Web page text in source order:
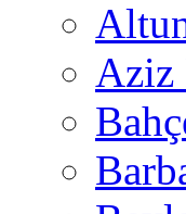
Aziz